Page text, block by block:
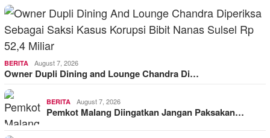
BERITA August 7, 2026
Owner Dupli Dining and Lounge Chandra Di…
BERITA August 7, 2026
Pemkot Malang Diingatkan Jangan Paksakan…